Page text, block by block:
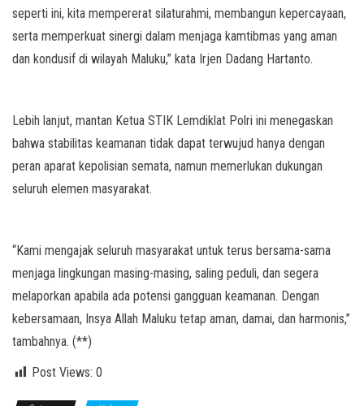
seperti ini, kita mempererat silaturahmi, membangun kepercayaan,
serta memperkuat sinergi dalam menjaga kamtibmas yang aman
dan kondusif di wilayah Maluku,” kata Irjen Dadang Hartanto.
Lebih lanjut, mantan Ketua STIK Lemdiklat Polri ini menegaskan
bahwa stabilitas keamanan tidak dapat terwujud hanya dengan
peran aparat kepolisian semata, namun memerlukan dukungan
seluruh elemen masyarakat.
“Kami mengajak seluruh masyarakat untuk terus bersama-sama
menjaga lingkungan masing-masing, saling peduli, dan segera
melaporkan apabila ada potensi gangguan keamanan. Dengan
kebersamaan, Insya Allah Maluku tetap aman, damai, dan harmonis,”
tambahnya. (**)
Post Views: 0